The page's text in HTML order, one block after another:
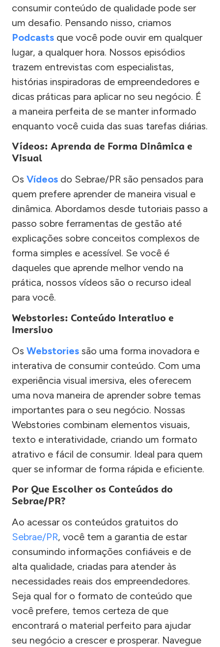
consumir conteúdo de qualidade pode ser
um desafio. Pensando nisso, criamos
Podcasts que você pode ouvir em qualquer
lugar, a qualquer hora. Nossos episódios
trazem entrevistas com especialistas,
histórias inspiradoras de empreendedores e
dicas práticas para aplicar no seu negócio. É
a maneira perfeita de se manter informado
enquanto você cuida das suas tarefas diárias.
Vídeos: Aprenda de Forma Dinâmica e
Visual
Os Vídeos do Sebrae/PR são pensados para
quem prefere aprender de maneira visual e
dinâmica. Abordamos desde tutoriais passo a
passo sobre ferramentas de gestão até
explicações sobre conceitos complexos de
forma simples e acessível. Se você é
daqueles que aprende melhor vendo na
prática, nossos vídeos são o recurso ideal
para você.
Webstories: Conteúdo Interativo e
Imersivo
Os Webstories são uma forma inovadora e
interativa de consumir conteúdo. Com uma
experiência visual imersiva, eles oferecem
uma nova maneira de aprender sobre temas
importantes para o seu negócio. Nossas
Webstories combinam elementos visuais,
texto e interatividade, criando um formato
atrativo e fácil de consumir. Ideal para quem
quer se informar de forma rápida e eficiente.
Por Que Escolher os Conteúdos do
Sebrae/PR?
Ao acessar os conteúdos gratuitos do
Sebrae/PR, você tem a garantia de estar
consumindo informações confiáveis e de
alta qualidade, criadas para atender às
necessidades reais dos empreendedores.
Seja qual for o formato de conteúdo que
você prefere, temos certeza de que
encontrará o material perfeito para ajudar
seu negócio a crescer e prosperar. Navegue